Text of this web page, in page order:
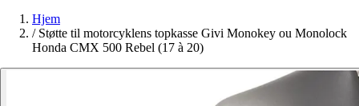
Hjem
/ Støtte til motorcyklens topkasse Givi Monokey ou Monolock
Honda CMX 500 Rebel (17 à 20)